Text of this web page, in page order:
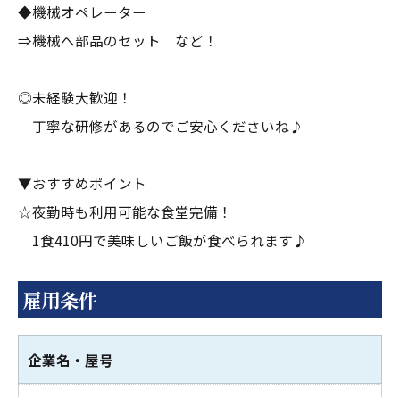
◆機械オペレーター
⇒機械へ部品のセット など！
◎未経験大歓迎！
丁寧な研修があるのでご安心くださいね♪
▼おすすめポイント
☆夜勤時も利用可能な食堂完備！
1食410円で美味しいご飯が食べられます♪
雇用条件
企業名・屋号